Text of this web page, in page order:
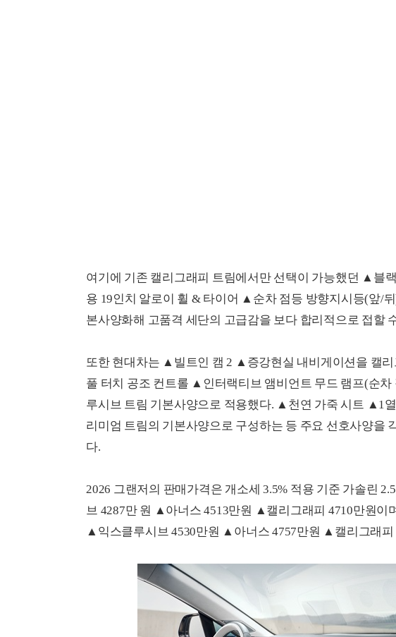
여기에 기존 캘리그래피 트림에서만 선택이 가능했던 ▲블
용 19인치 알로이 휠 & 타이어 ▲순차 점등 방향지시등(앞/
본사양화해 고품격 세단의 고급감을 보다 합리적으로 접할
또한 현대차는 ▲빌트인 캠 2 ▲증강현실 내비게이션을 캘
풀 터치 공조 컨트롤 ▲인터랙티브 앰비언트 무드 램프(순차
루시브 트림 기본사양으로 적용했다. ▲천연 가죽 시트 ▲1
리미엄 트림의 기본사양으로 구성하는 등 주요 선호사양을
다.
2026 그랜저의 판매가격은 개소세 3.5% 적용 기준 가솔린
브 4287만 원 ▲아너스 4513만원 ▲캘리그래피 4710만원이
▲익스클루시브 4530만원 ▲아너스 4757만원 ▲캘리그래피